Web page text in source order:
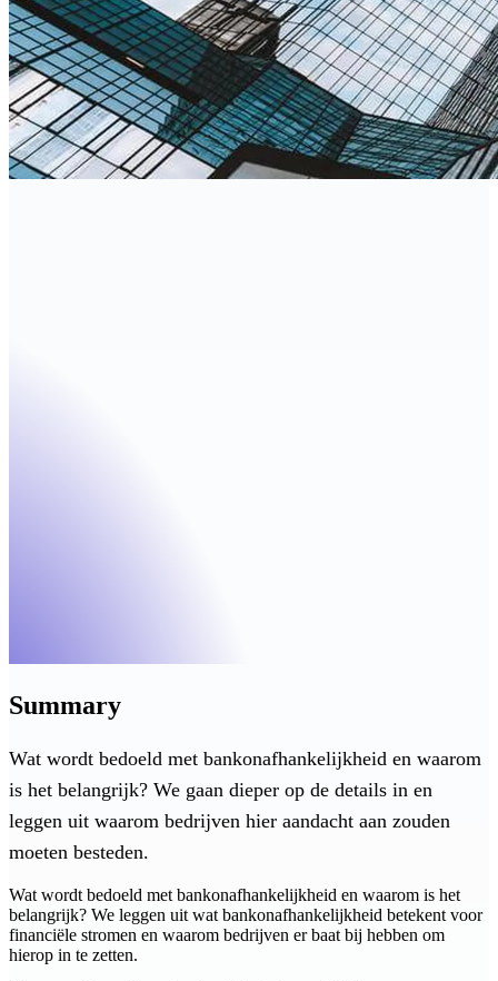
Summary
Wat wordt bedoeld met bankonafhankelijkheid en waarom
is het belangrijk? We gaan dieper op de details in en
leggen uit waarom bedrijven hier aandacht aan zouden
moeten besteden.
Wat wordt bedoeld met bankonafhankelijkheid en waarom is het
belangrijk? We leggen uit wat bankonafhankelijkheid betekent voor
financiële stromen en waarom bedrijven er baat bij hebben om
hierop in te zetten.